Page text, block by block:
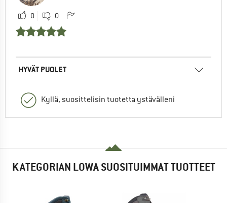
0 0
HYVÄT PUOLET
Kyllä, suosittelisin tuotetta ystävälleni
KATEGORIAN LOWA SUOSITUIMMAT TUOTTEET